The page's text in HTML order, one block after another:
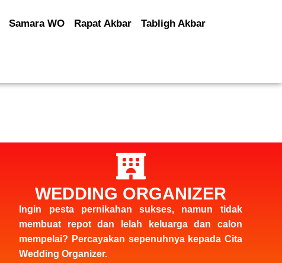
Samara WO Rapat Akbar Tabligh Akbar
WEDDING ORGANIZER
Ingin pesta pernikahan sukses, namun tidak
membuat repot dan lelah keluarga dan calon
mempelai? Percayakan sepenuhnya kepada Cita
Wedding Organizer.